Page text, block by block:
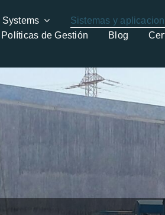
Systems Sistemas y
Políticas de Gestión
Blog